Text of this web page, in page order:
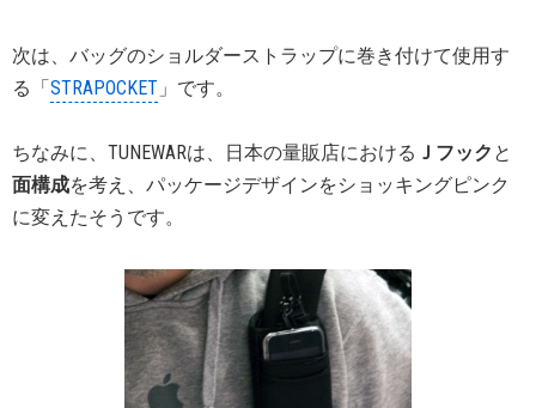
次は、バッグのショルダーストラップに巻き付けて使用す
る「STRAPOCKET 」です。
ちなみに、TUNEWARは、日本の量販店における Ｊフック と
面構成を考え、パッケージデザインをショッキングピンク
に変えたそうです。